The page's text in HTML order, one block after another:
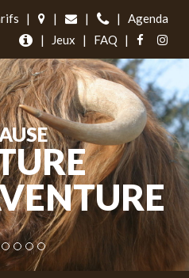
| | | |
Agenda
|
Jeux | FAQ |